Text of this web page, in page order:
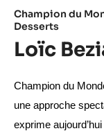
Champion du
Desserts​
Loïc
Champion du
une approche
exprime